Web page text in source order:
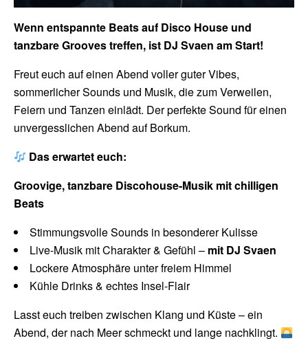
Wenn entspannte Beats auf Disco House und
tanzbare Grooves treffen, ist DJ Svaen am Start!
Freut euch auf einen Abend voller guter Vibes,
sommerlicher Sounds und Musik, die zum Verweilen,
Feiern und Tanzen einlädt. Der perfekte Sound für einen
unvergesslichen Abend auf Borkum.
Das erwartet euch:
Groovige, tanzbare Discohouse-Musik mit chilligen
Beats
Stimmungsvolle Sounds in besonderer Kulisse
Live-Musik mit Charakter & Gefühl – mit DJ Svaen
Lockere Atmosphäre unter freiem Himmel
Kühle Drinks & echtes Insel-Flair
Lasst euch treiben zwischen Klang und Küste – ein
Abend, der nach Meer schmeckt und lange nachklingt.